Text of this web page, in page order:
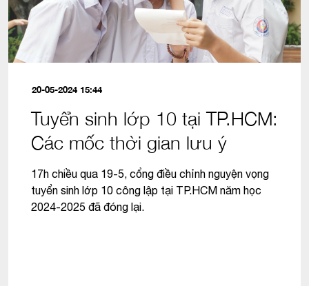
20-05-2024 15:44
Tuyển sinh lớp 10 tại TP.HCM:
Các mốc thời gian lưu ý
17h chiều qua 19-5, cổng điều chỉnh nguyện vọng
tuyển sinh lớp 10 công lập tại TP.HCM năm học
2024-2025 đã đóng lại.